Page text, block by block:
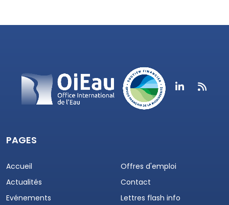
PAGES
Accueil
Actualités
Evénements
Offres d'emploi
Contact
Lettres flash info